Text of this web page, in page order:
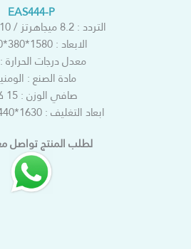
EAS444-P
التردد : 8.2 ميجاهرتز / 10 ميجا هرتز
الابعاد : 1580*380*30 مم
معدل درجات الحرارة : 0-45
مادة الصنع :
صافي الوزن : 15 كجم
ابعاد التغليف : 1630*440*210 مم
لطلب المنتج تواصل